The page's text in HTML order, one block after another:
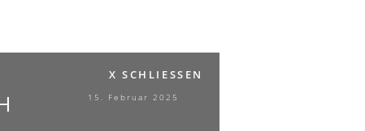
15. Februar 2025
X SCHLIESSEN